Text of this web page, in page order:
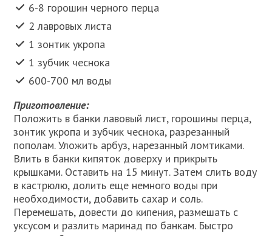
6-8 горошин черного перца
2 лавровых листа
1 зонтик укропа
1 зубчик чеснока
600-700 мл воды
Приготовление:
Положить в банки лавовый лист, горошины перца,
зонтик укропа и зубчик чеснока, разрезанный
пополам. Уложить арбуз, нарезанный ломтиками.
Влить в банки кипяток доверху и прикрыть
крышками. Оставить на 15 минут. Затем слить воду
в кастрюлю, долить еще немного воды при
необходимости, добавить сахар и соль.
Перемешать, довести до кипения, размешать с
уксусом и разлить маринад по банкам. Быстро